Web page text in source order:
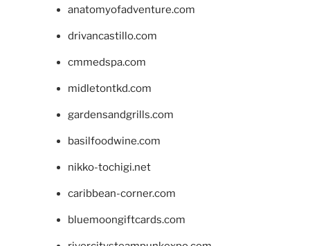
anatomyofadventure.com
drivancastillo.com
cmmedspa.com
midletontkd.com
gardensandgrills.com
basilfoodwine.com
nikko-tochigi.net
caribbean-corner.com
bluemoongiftcards.com